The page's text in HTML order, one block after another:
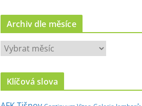
Archiv dle měsíce
A
c
Klíčová slova